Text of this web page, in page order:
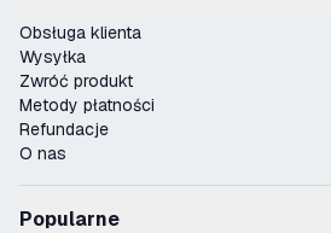
Obsługa klienta
Wysyłka
Zwróć produkt
Metody płatności
Refundacje
O nas
Popularne